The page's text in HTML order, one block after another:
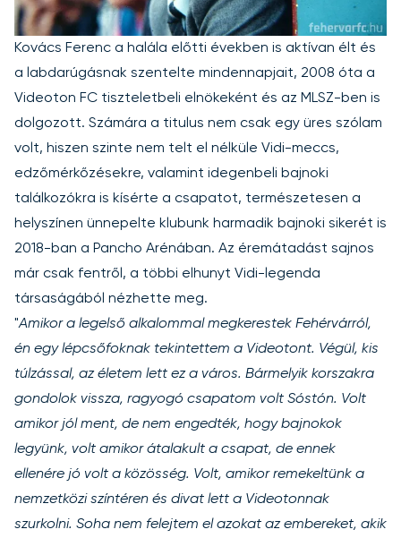
Kovács Ferenc a halála előtti években is aktívan élt és
a labdarúgásnak szentelte mindennapjait, 2008 óta a
Videoton FC tiszteletbeli elnökeként és az MLSZ-ben is
dolgozott. Számára a titulus nem csak egy üres szólam
volt, hiszen szinte nem telt el nélküle Vidi-meccs,
edzőmérkőzésekre, valamint idegenbeli bajnoki
találkozókra is kísérte a csapatot, természetesen a
helyszínen ünnepelte klubunk harmadik bajnoki sikerét is
2018-ban a Pancho Arénában. Az éremátadást sajnos
már csak fentről, a többi elhunyt Vidi-legenda
társaságából nézhette meg.
"Amikor a legelső alkalommal megkerestek Fehérvárról,
én egy lépcsőfoknak tekintettem a Videotont. Végül, kis
túlzással, az életem lett ez a város. Bármelyik korszakra
gondolok vissza, ragyogó csapatom volt Sóstón. Volt
amikor jól ment, de nem engedték, hogy bajnokok
legyünk, volt amikor átalakult a csapat, de ennek
ellenére jó volt a közösség. Volt, amikor remekeltünk a
nemzetközi színtéren és divat lett a Videotonnak
szurkolni. Soha nem felejtem el azokat az embereket, akik